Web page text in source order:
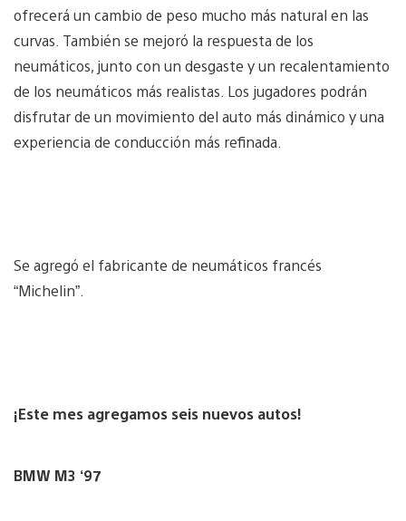
ofrecerá un cambio de peso mucho más natural en las
curvas. También se mejoró la respuesta de los
neumáticos, junto con un desgaste y un recalentamiento
de los neumáticos más realistas. Los jugadores podrán
disfrutar de un movimiento del auto más dinámico y una
experiencia de conducción más refinada.
Se agregó el fabricante de neumáticos francés
“Michelin”.
¡Este mes agregamos seis nuevos autos!
BMW M3 ‘97